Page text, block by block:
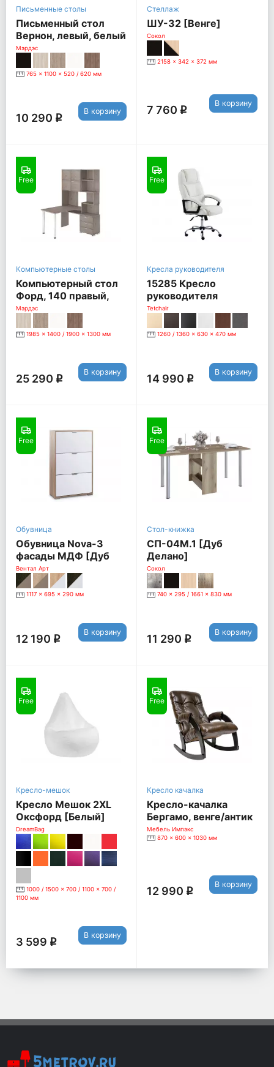
Письменные столы
Письменный стол
Вернон, левый, белый
жемчуг
Мэрдэс
765 x 1100 x 520 / 620 мм
10 290 q
В корзину
Стеллаж
ШУ-32 [Венге]
Сокол
2158 x 342 x 372 мм
7 760 q
В корзину
Free
Компьютерные столы
Компьютерный стол
Форд, 140 правый,
нельсон
Мэрдэс
1985 x 1400 / 1900 x 1300 мм
25 290 q
В корзину
Free
Кресла руководителя
15285 Кресло
руководителя
BERGAMO CHROME,
Tetchair
1260 / 1360 x 630 x 470 мм
14 990 q
В корзину
Free
Обувница
Обувница Nova-3
фасады МДФ [Дуб
Сонома / Белый
глянец]
Вентал Арт
1117 x 695 x 290 мм
12 190 q
В корзину
Free
Стол-книжка
СП-04М.1 [Дуб
Делано]
Сокол
740 x 295 / 1661 x 830 мм
11 290 q
В корзину
Free
Кресло-мешок
Кресло Мешок 2XL
Оксфорд [Белый]
DreamBag
1000 / 1500 x 700 / 1100 x 700 /
1100 мм
3 599 q
В корзину
Free
Кресло качалка
Кресло-качалка
Бергамо, венге/антик
крокодил (экокожа)
Мебель Импэкс
870 x 600 x 1030 мм
12 990 q
В корзину